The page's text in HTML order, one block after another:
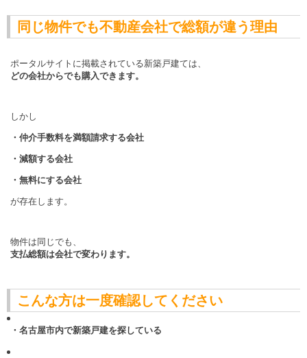
同じ物件でも不動産会社で総額が違う理由
ポータルサイトに掲載されている新築戸建ては、
どの会社からでも購入できます。
しかし
・仲介手数料を満額請求する会社
・減額する会社
・無料にする会社
が存在します。
物件は同じでも、
支払総額は会社で変わります。
こんな方は一度確認してください
・名古屋市内で新築戸建を探している